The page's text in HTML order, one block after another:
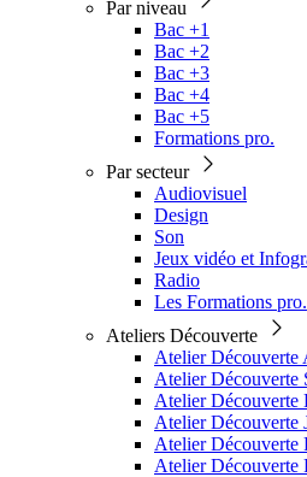
Par niveau
Bac +1
Bac +2
Bac +3
Bac +4
Bac +5
Formations pro.
Par secteur
Audiovisuel
Design
Son
Jeux vidéo et
Radio
Les Formations pro.
Ateliers Découverte
Atelier Découverte
Atelier Découverte
Atelier Découverte
Atelier Découverte
Atelier Découverte
Atelier Découverte